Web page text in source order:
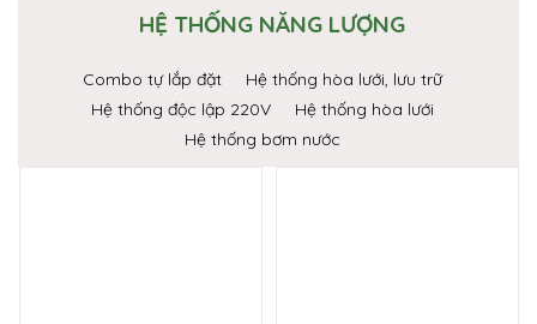
HỆ THỐNG NĂNG LƯỢNG
Combo tự lắp đặt
Hệ thống hòa lưới, lưu trữ
Hệ thống độc lập 220V
Hệ thống hòa lưới
Hệ thống bơm nước